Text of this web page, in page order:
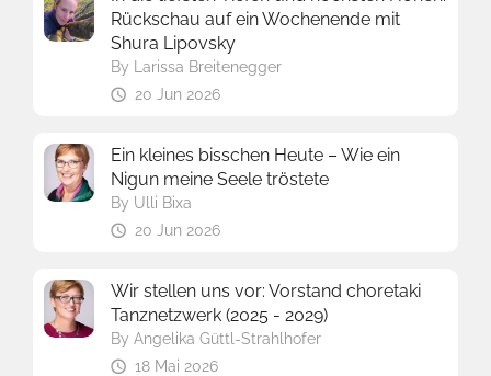
Rückschau auf ein Wochenende mit
Shura Lipovsky
By
Larissa Breitenegger
20 Jun 2026
Ein kleines bisschen Heute – Wie ein
Nigun meine Seele tröstete
By Ulli Bixa
20 Jun 2026
Wir stellen uns vor: Vorstand choretaki
Tanznetzwerk (2025 - 2029)
ByAngelika Güttl-Strahlhofer
18 Mai 2026